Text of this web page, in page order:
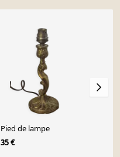
Pied de lampe
35 €